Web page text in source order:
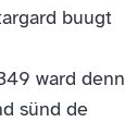
buugt
ward denn
sünd de